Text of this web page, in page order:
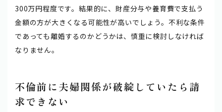
300万円程度です。結果的に、財産分与や養育費で支払う
金額の方が大きくなる可能性が高いでしょう。不利な条件
であっても離婚するのかどうかは、慎重に検討しなければ
なりません。
不倫前に夫婦関係が破綻していたら請
求できない